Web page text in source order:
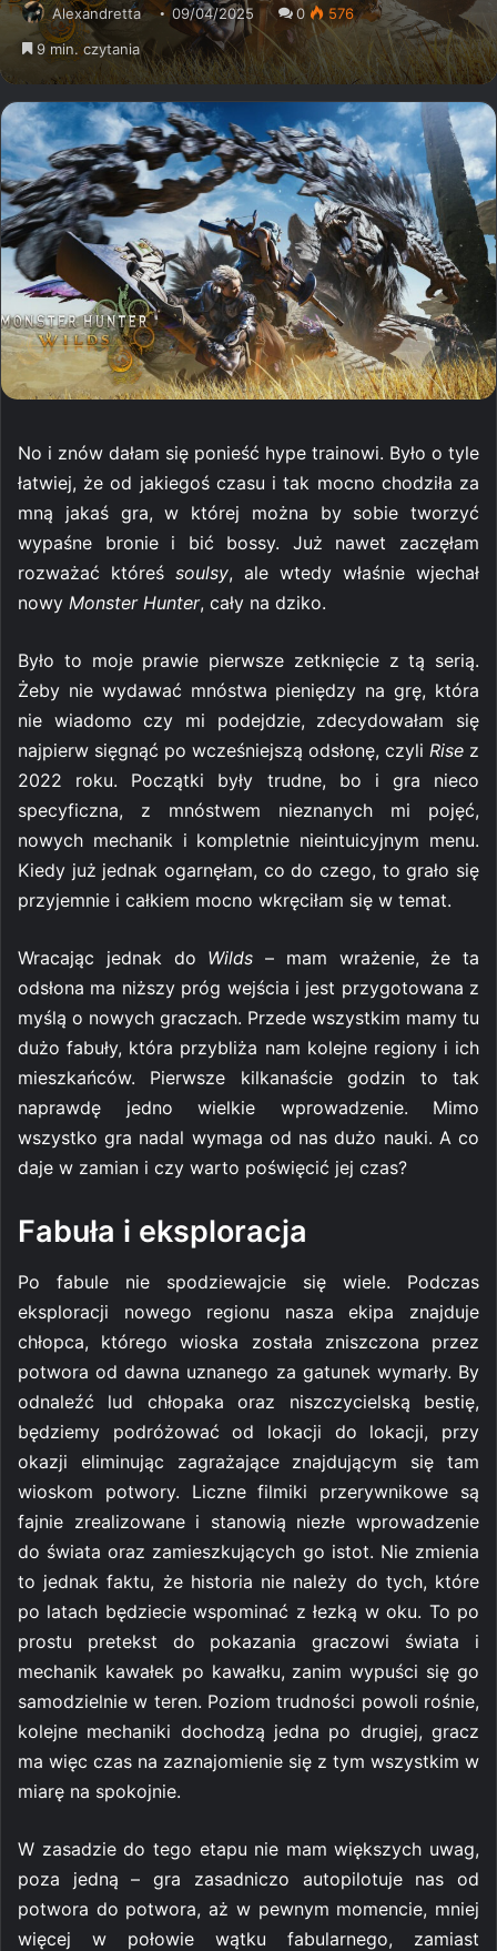
Alexandretta 09/04/2025 0
576
9 min. czytania
No i znów dałam się ponieść hype trainowi. Było o tyle
łatwiej, że od jakiegoś czasu i tak mocno chodziła za
mną jakaś gra, w której można by sobie tworzyć
wypaśne bronie i bić bossy. Już nawet zaczęłam
rozważać któreś soulsy, ale wtedy właśnie wjechał
nowy Monster Hunter, cały na dziko.
Było to moje prawie pierwsze zetknięcie z tą serią.
Żeby nie wydawać mnóstwa pieniędzy na grę, która
nie wiadomo czy mi podejdzie, zdecydowałam się
najpierw sięgnąć po wcześniejszą odsłonę, czyli Rise z
2022 roku. Początki były trudne, bo i gra nieco
specyficzna, z mnóstwem nieznanych mi pojęć,
nowych mechanik i kompletnie nieintuicyjnym menu.
Kiedy już jednak ogarnęłam, co do czego, to grało się
przyjemnie i całkiem mocno wkręciłam się w temat.
Wracając jednak do Wilds – mam wrażenie, że ta
odsłona ma niższy próg wejścia i jest przygotowana z
myślą o nowych graczach. Przede wszystkim mamy tu
dużo fabuły, która przybliża nam kolejne regiony i ich
mieszkańców. Pierwsze kilkanaście godzin to tak
naprawdę jedno wielkie wprowadzenie. Mimo
wszystko gra nadal wymaga od nas dużo nauki. A co
daje w zamian i czy warto poświęcić jej czas?
Fabuła i eksploracja
Po fabule nie spodziewajcie się wiele. Podczas
eksploracji nowego regionu nasza ekipa znajduje
chłopca, którego wioska została zniszczona przez
potwora od dawna uznanego za gatunek wymarły. By
odnaleźć lud chłopaka oraz niszczycielską bestię,
będziemy podróżować od lokacji do lokacji, przy
okazji eliminując zagrażające znajdującym się tam
wioskom potwory. Liczne filmiki przerywnikowe są
fajnie zrealizowane i stanowią niezłe wprowadzenie
do świata oraz zamieszkujących go istot. Nie zmienia
to jednak faktu, że historia nie należy do tych, które
po latach będziecie wspominać z łezką w oku. To po
prostu pretekst do pokazania graczowi świata i
mechanik kawałek po kawałku, zanim wypuści się go
samodzielnie w teren. Poziom trudności powoli rośnie,
kolejne mechaniki dochodzą jedna po drugiej, gracz
ma więc czas na zaznajomienie się z tym wszystkim w
miarę na spokojnie.
W zasadzie do tego etapu nie mam większych uwag,
poza jedną – gra zasadniczo autopilotuje nas od
potwora do potwora, aż w pewnym momencie, mniej
więcej w połowie wątku fabularnego, zamiast